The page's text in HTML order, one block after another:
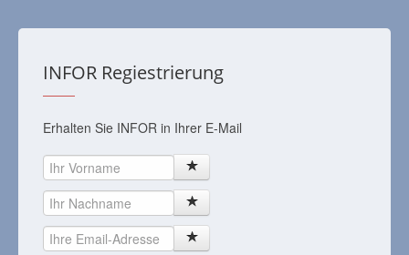
INFOR Regiestrierung
Erhalten Sie INFOR in Ihrer E-Mail